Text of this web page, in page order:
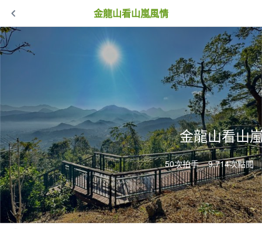
金龍山看山嵐風情
金龍山看山
50次拍手 9,714次點閱